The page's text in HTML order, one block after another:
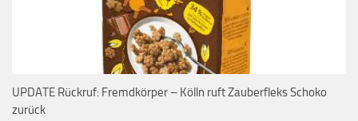
UPDATE Rückruf: Fremdkörper – Kölln ruft Zauberfleks Schoko
zurück